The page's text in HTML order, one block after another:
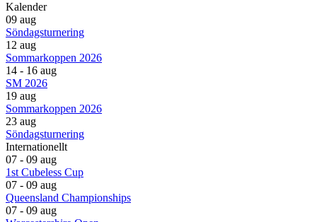
Kalender
09 aug
Söndagsturnering
12 aug
Sommarkoppen 2026
14 - 16 aug
SM 2026
19 aug
Sommarkoppen 2026
23 aug
Söndagsturnering
Internationellt
07 - 09 aug
1st Cubeless Cup
07 - 09 aug
Queensland Championships
07 - 09 aug